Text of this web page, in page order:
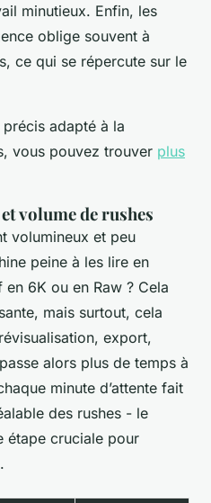
minutieux. Enfin, les
oblige souvent à
ce qui se répercute sur le
adapté à la
vous pouvez trouver plus
volume de rushes
volumineux et peu
peine à les lire en
6K ou en Raw ? Cela
mais surtout, cela
export,
alors plus de temps à
minute d’attente fait
des rushes - le
étape cruciale pour
.